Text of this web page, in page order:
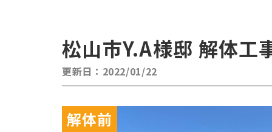
松山市Y.A様邸 解体工
更新日：2022/01/22